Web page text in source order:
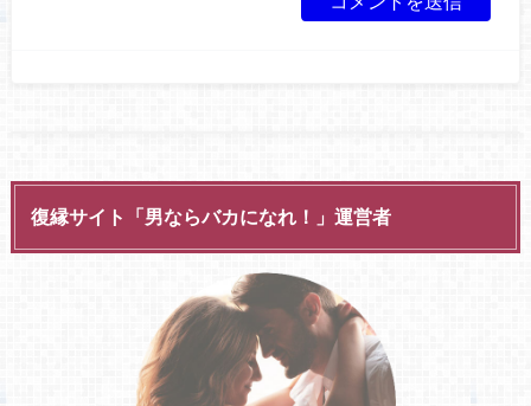
復縁サイト「男ならバカになれ！」運営者